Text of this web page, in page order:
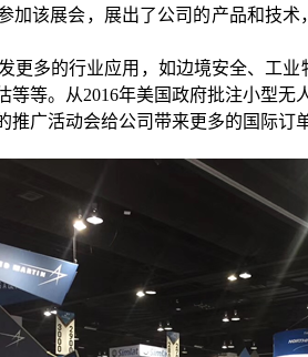
加该展会，展出了公司的产品和技
更多的行业应用，如边境安全、工
等等。从2016年美国政府批注小型无
广活动会给公司带来更多的国际订单